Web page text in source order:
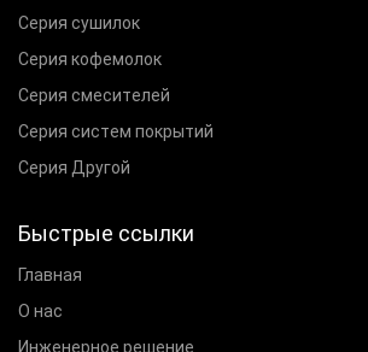
Серия сушилок
Серия кофемолок
Серия смесителей
Серия систем покрытий
Серия Другой
Быстрые ссылки
Главная
О нас
Инженерное решение